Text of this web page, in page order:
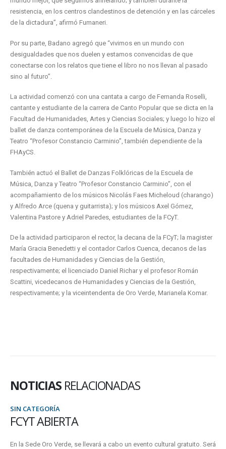
resistencia, en los centros clandestinos de detención y en las cárceles
de la dictadura”, afirmó Fumaneri.
Por su parte, Badano agregó que “vivimos en un mundo con
desigualdades que nos duelen y estamos convencidas de que
conectarse con los relatos que tiene el libro no nos llevan al pasado
sino al futuro”.
La actividad comenzó con una cantata a cargo de Fernanda Roselli,
cantante y estudiante de la carrera de Canto Popular que se dicta en la
Facultad de Humanidades, Artes y Ciencias Sociales; y luego lo hizo el
ballet de danza contemporánea de la Escuela de Música, Danza y
Teatro “Profesor Constancio Carminio”, también dependiente de la
FHAyCS.
También actuó el Ballet de Danzas Folklóricas de la Escuela de
Música, Danza y Teatro “Profesor Constancio Carminio”, con el
acompañamiento de los músicos Nicolás Faes Micheloud (charango)
y Alfredo Arce (quena y guitarrista); y los músicos Axel Gómez,
Valentina Pastore y Adriel Paredes, estudiantes de la FCyT.
De la actividad participaron el rector, la decana de la FCyT; la magister
María Gracia Benedetti y el contador Carlos Cuenca, decanos de las
facultades de Humanidades y Ciencias de la Gestión,
respectivamente; el licenciado Daniel Richar y el profesor Román
Scattini, vicedecanos de Humanidades y Ciencias de la Gestión,
respectivamente; y la viceintendenta de Oro Verde, Marianela Komar.
NOTICIAS RELACIONADAS
SIN CATEGORÍA
FCYT ABIERTA
En la Sede Oro Verde, se llevará a cabo un evento cultural gratuito. Será